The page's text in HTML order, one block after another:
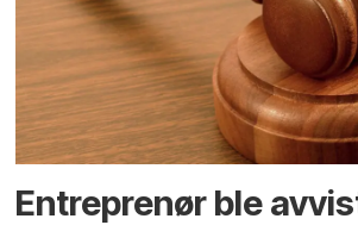
Entreprenør ble